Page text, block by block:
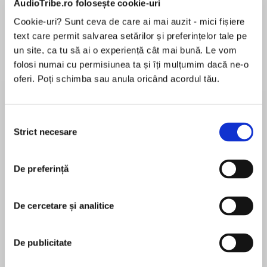
AudioTribe.ro folosește cookie-uri
Cookie-uri? Sunt ceva de care ai mai auzit - mici fișiere
text care permit salvarea setărilor și preferințelor tale pe
un site, ca tu să ai o experiență cât mai bună. Le vom
folosi numai cu permisiunea ta și îți mulțumim dacă ne-o
oferi. Poți schimba sau anula oricând acordul tău.
consimțământului
Strict necesare
De preferință
De cercetare și analitice
De publicitate
Desprecarte
Follow New York Times bestselling author Diana
Palmer to Medicine Ridge, Montana, and meet
his own. Only one thing stands in his way, a
challenge. Sparks fly as they go toe-to-toe, but
can the man with a will of steel finally learn what
pentru această carte
The prolific author of more than one hundred